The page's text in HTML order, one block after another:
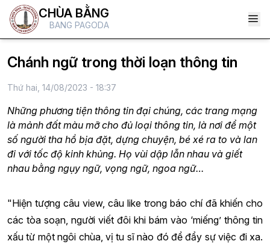
CHÙA BẰNG
BANG PAGODA
Chánh ngữ trong thời loạn thông tin
Thứ hai, 14/08/2023 - 18:37
Những phương tiện thông tin đại chúng, các trang mạng
là mảnh đất màu mỡ cho đủ loại thông tin, là nơi để một
số người tha hồ bịa đặt, dựng chuyện, bé xé ra to và lan
đi với tốc độ kinh khủng. Họ vùi dập lẫn nhau và giết
nhau bằng ngụy ngữ, vọng ngữ, ngoa ngữ…
"Hiện tượng câu view, câu like trong báo chí đã khiến cho
các tòa soạn, người viết đôi khi bám vào ‘miếng’ thông tin
xấu từ một ngôi chùa, vị tu sĩ nào đó để đẩy sự việc đi xa.